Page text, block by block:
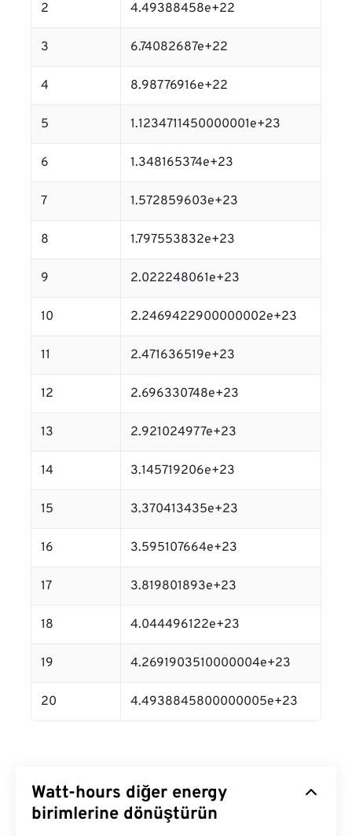
2 4.49388458e+22
3 6.74082687e+22
4 8.98776916e+22
5 1.1234711450000001e+23
6 1.348165374e+23
7 1.572859603e+23
8 1.797553832e+23
9 2.022248061e+23
10 2.2469422900000002e+23
11 2.471636519e+23
12 2.696330748e+23
13 2.921024977e+23
14 3.145719206e+23
15 3.370413435e+23
16 3.595107664e+23
17 3.819801893e+23
18 4.044496122e+23
19 4.2691903510000004e+23
20 4.4938845800000005e+23
Watt-hours diğer energy
birimlerine dönüştürün